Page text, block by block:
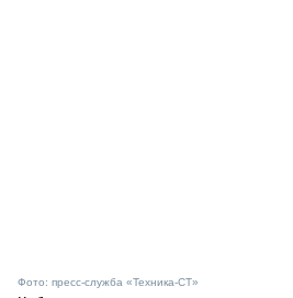
Фото: пресс-служба «Техника-СТ»